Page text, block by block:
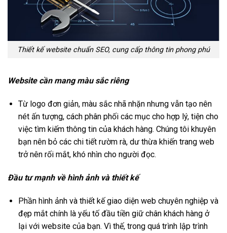
Thiết kế website chuẩn SEO, cung cấp thông tin phong phú
Website cần mang màu sắc riêng
Từ logo đơn giản, màu sắc nhã nhặn nhưng vẫn tạo nên
nét ấn tượng, cách phân phối các mục cho hợp lý, tiện cho
việc tìm kiếm thông tin của khách hàng. Chúng tôi khuyên
bạn nên bỏ các chi tiết rườm rà, dư thừa khiến trang web
trở nên rối mắt, khó nhìn cho người đọc.
Đầu tư mạnh về hình ảnh và thiết kế
Phần hình ảnh và thiết kế giao diện web chuyên nghiệp và
đẹp mắt chính là yếu tố đầu tiền giữ chân khách hàng ở
lại với website của bạn. Vì thế, trong quá trình lập trình